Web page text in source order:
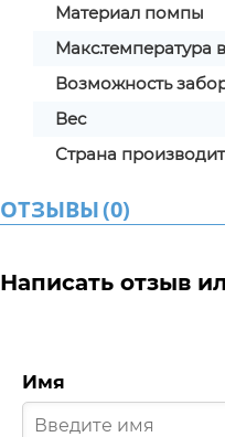
Материал помпы
Макс.температура
Возможность
Вес
Страна
ОТЗЫВЫ(0)
Написать отзыв
Имя